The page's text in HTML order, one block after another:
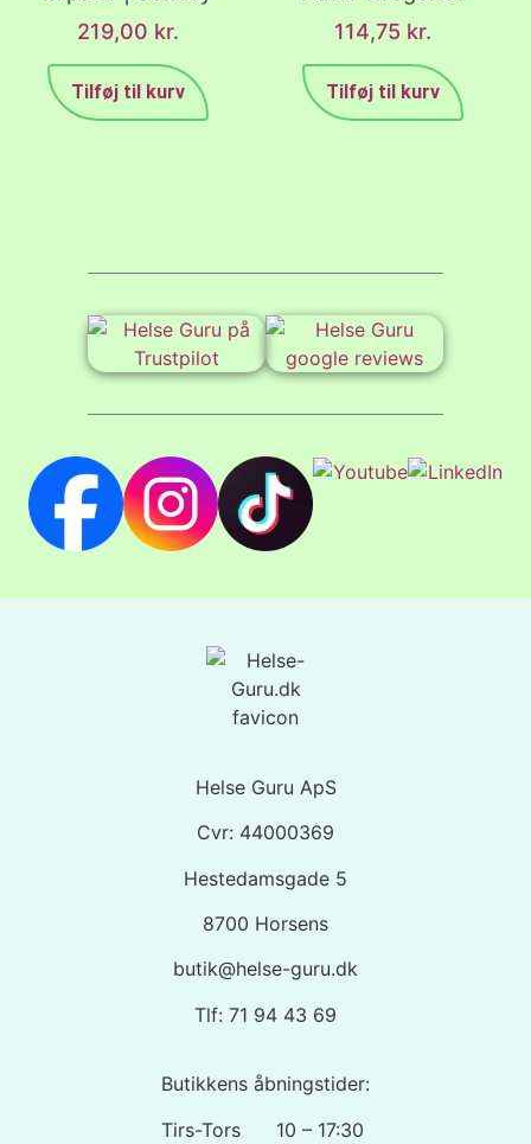
219,00 kr.
Tilføj til kurv
114,75 kr.
Tilføj til kurv
Helse Guru ApS
Cvr: 44000369
Hestedamsgade 5
8700 Horsens
butik@helse-guru.dk
Tlf: 71 94 43 69
Butikkens åbningstider:
Tirs-Tors 10 – 17:30